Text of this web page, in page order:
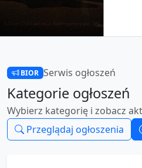
BIOR Serwis ogłoszeń
Kategorie ogłoszeń
Wybierz kategorię i zobacz
Przeglądaj ogłoszenia